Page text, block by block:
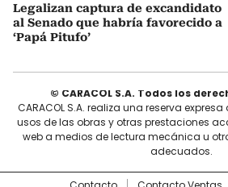
Legalizan captura de excandidato
al Senado que habría favorecido a
‘Papá Pitufo’
© CARACOL S.A. Todos los
CARACOL S.A. realiza una reserva
usos de las obras y otras prestaciones
web a medios de lectura mecánica u
adecuados.